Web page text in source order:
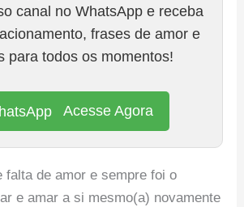
canal no WhatsApp e receba
frases de amor e
para todos os momentos!
Acesse Agora
falta de amor e sempre foi o
e amar a si mesmo(a) novamente